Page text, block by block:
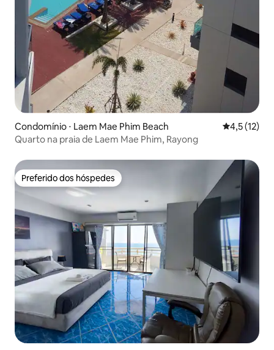
Condomínio ⋅ Laem Mae Phim Beach 4,5 de uma
4,5 (12)
Quarto na praia de Laem Mae Phim, Rayong
Preferido dos hóspedes
Preferido dos hóspedes